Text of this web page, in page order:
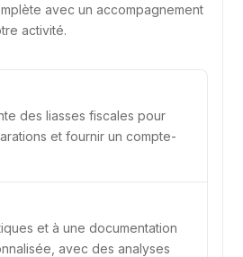
avec un accompagnement
activité.
des liasses fiscales pour
et fournir un compte-
et à une documentation
avec des analyses